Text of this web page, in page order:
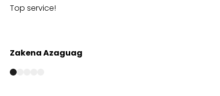
Top service!
Zakena Azaguag